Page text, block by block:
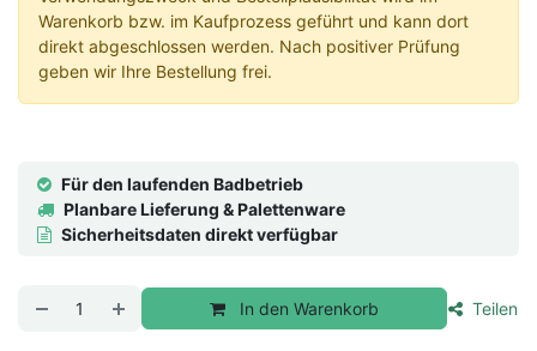
Warenkorb bzw. im Kaufprozess geführt und kann dort
direkt abgeschlossen werden. Nach positiver Prüfung
geben wir Ihre Bestellung frei.
Für den laufenden Badbetrieb
Planbare Lieferung & Palettenware
Sicherheitsdaten direkt verfügbar
In den Warenkorb Teilen